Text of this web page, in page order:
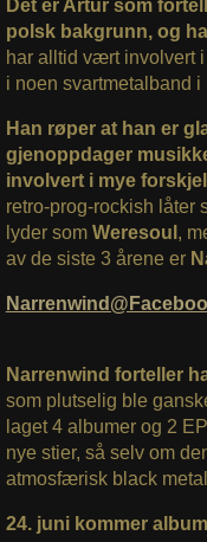
Det er Artur som
polsk bakgrunn, og
har alltid vært involvert
i noen svartmetalband
Han røper at han er
gjenoppdager
involvert i mye
retro-prog-rockish låter
lyder som Weresoul ,
av de siste 3 årene er
Narrenwind forteller
som plutselig ble
laget 4 albumer og 2
nye stier, så selv om
atmosfærisk black
24. juni kommer